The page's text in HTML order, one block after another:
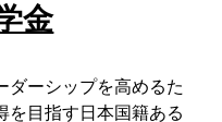
金
ダーシップを高めるた
を目指す日本国籍ある